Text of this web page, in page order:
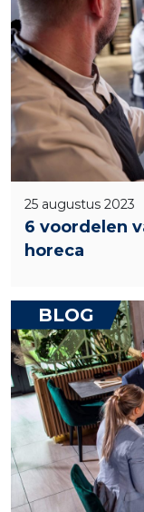
25 augustus 2023
6 voordelen
horeca
BLOG